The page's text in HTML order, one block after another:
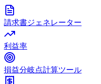
請求書ジェネレーター
利益率
損益分岐点計算ツール